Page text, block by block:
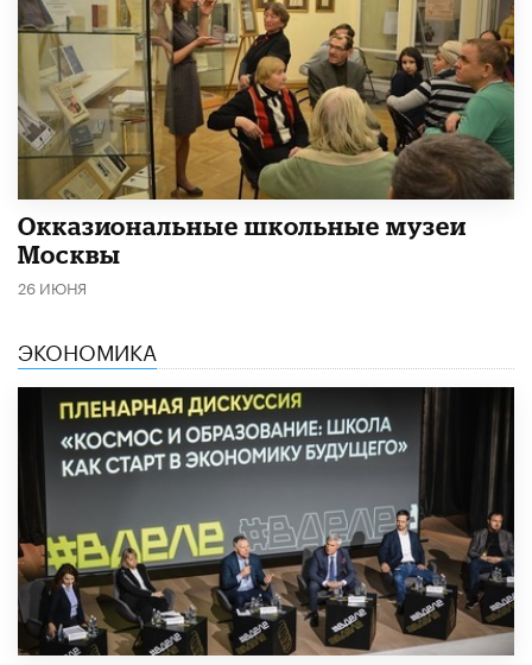
​Окказиональные школьные музеи
Москвы
26 ИЮНЯ
ЭКОНОМИКА